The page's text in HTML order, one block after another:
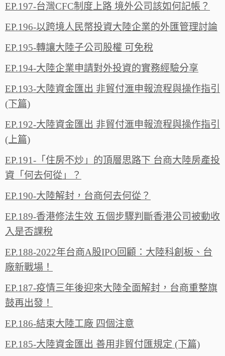
EP.197-台灣CFC制度上路 境外公司該如何記帳？
EP.196-以跨境人民幣投資大陸企業的外匯管理討論
EP.195-轉讓大陸子公司股權 可免稅
EP.194-大陸企業申請對外投資的實務經驗分享
EP.193-大陸資金匯出 非貿付滙申報流程與操作指引
(下篇)
EP.192-大陸資金匯出 非貿付滙申報流程與操作指引
(上篇)
EP.191-「住房不炒」的頂層思路下 台商大陸房產投
資「何去何從」？
EP.190-大陸解封，台商何去何從？
EP.189-香港修法生效 五個步驟判斷香港公司被動收
入是否課稅
EP.188-2022年台商A股IPO回顧：大陸科創板、台
廠新戰場！
EP.187-疫情三年後迎來大陸全面解封，台商重整旗
鼓再出發！
EP.186-結束大陸工廠 四個注意
EP.185-大陸資金匯出 善用非貿付匯規定 (下篇)